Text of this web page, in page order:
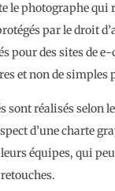
le photographe qui
par le droit
pour des sites de
et non de simples
sont réalisés selon
d’une charte
équipes, qui